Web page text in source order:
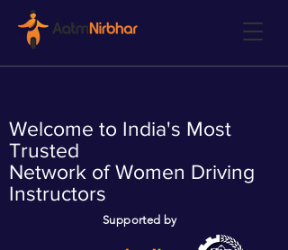
Welcome to India's Most
Trusted
Network of Women Driving
Instructors
Supported by